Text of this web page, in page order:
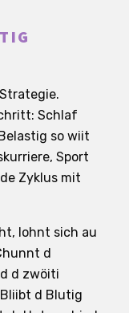
Schlaf
so wiit
Sport
Zyklus mit
lohnt sich au
d
d zwöiti
d Blutig